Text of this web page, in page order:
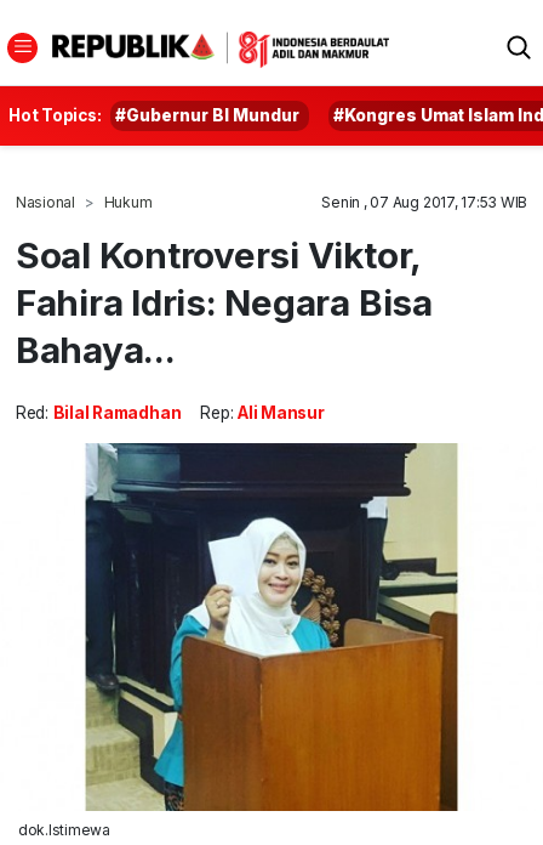
Hot Topics: #Gubernur BI Mundur #Kongres Umat Islam
Nasional Hukum Senin , 07 Aug 2017, 17:53 WIB
Soal Kontroversi Viktor,
Fahira Idris: Negara Bisa
Bahaya...
Red: Bilal Ramadhan Rep: Ali Mansur
dok.Istimewa